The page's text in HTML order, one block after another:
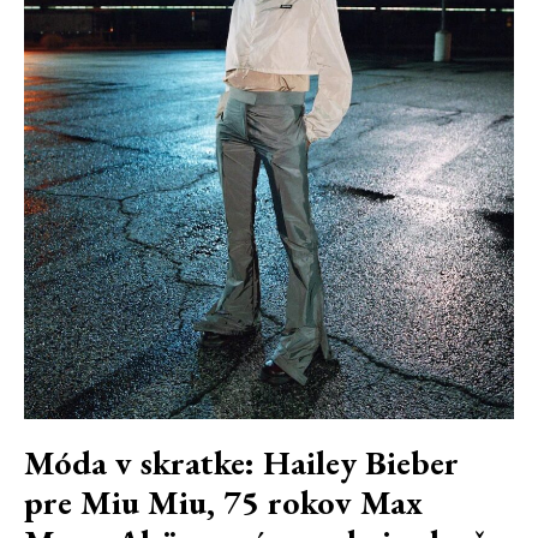
Móda v skratke: Hailey Bieber
pre Miu Miu, 75 rokov Max